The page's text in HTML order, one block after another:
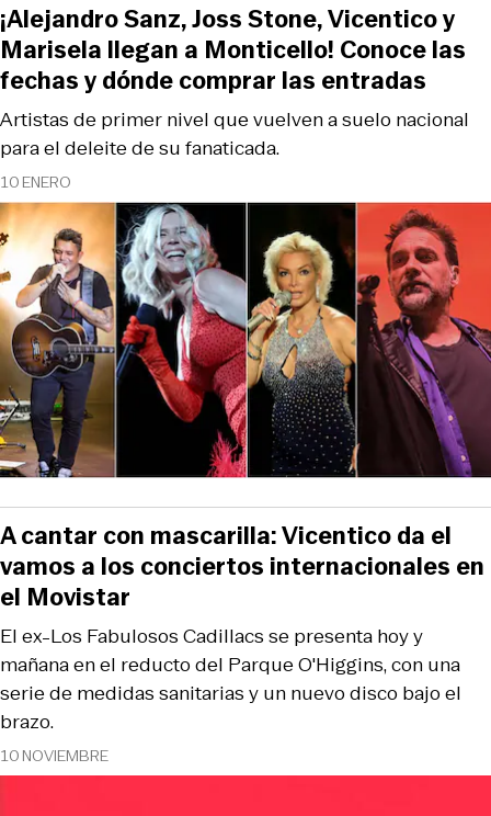
10 ENERO
Artistas de primer nivel que vuelven a suelo nacional
para el deleite de su fanaticada.
¡Alejandro Sanz, Joss Stone, Vicentico y
Marisela llegan a Monticello! Conoce las
fechas y dónde comprar las entradas
10 NOVIEMBRE
El ex-Los Fabulosos Cadillacs se presenta hoy y
mañana en el reducto del Parque O'Higgins, con una
serie de medidas sanitarias y un nuevo disco bajo el
brazo.
A cantar con mascarilla: Vicentico da el
vamos a los conciertos internacionales en
el Movistar